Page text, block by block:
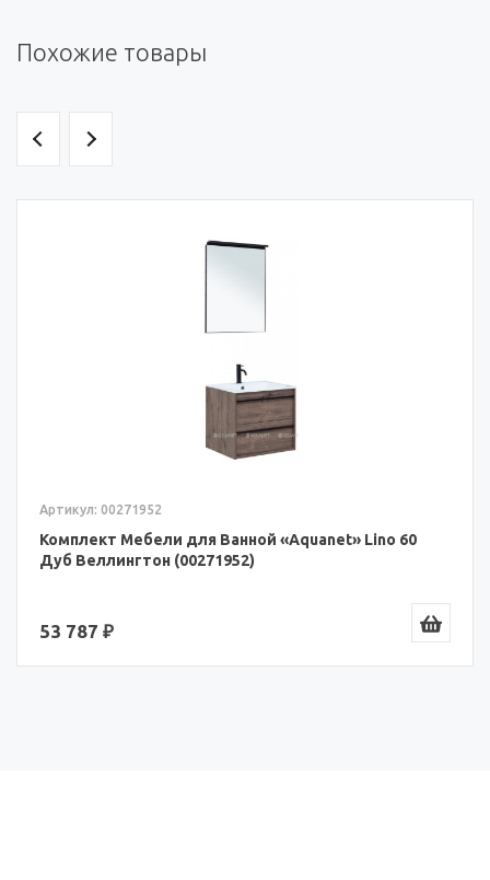
Похожие товары
Артикул: 00271952
Комплект Мебели для Ванной «Aquanet» Lino 60
Дуб Веллингтон (00271952)
53 787 ₽